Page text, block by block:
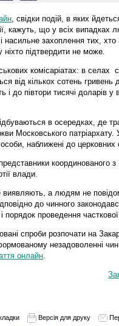
, свідки подій, в яких
кажуть, що у всіх випадках
насильне захоплення тих,
підтвердити не може.
комісаріатах: в селах
від кількох сотень гривень
і до півтори тисячі доларів у
в осередках, де
Московського патріархату.
наближені до церковних
координованого з
влади.
виявляють, а людям не
до чинного
проведення часткової
спроби розпочати на
незадоволенні
онлайн
Версія для друку